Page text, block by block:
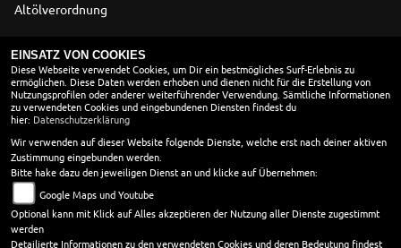
Altölverordnung
ÖFFNUNGSZEITEN
SOMMERÖFFNUNGSZEITEN
Montag:
09:00 - 12:00 und 13:30 - 18:00
Dienstag:
09:00 - 12:00 und 13:30 - 18:00
Mittwoch:
13:30 - 18:00
Donnerstag:
09:00 - 12:00 und 13:30 - 18:00
Freitag:
09:00 - 12:00 und 13:30 - 18:00
Samstag:
09:00 - 13:30
Sonntag:
geschlossen
EINSATZ VON COOKIES
Diese Webseite verwendet Cookies, um Dir ein bestmögliches Surf-Erlebnis zu
ermöglichen. Diese Daten werden erhoben und dienen nicht für die Erstellung von
Nutzungsprofilen oder anderer weiterführender Verwendung. Sämtliche Informationen
zu verwendeten Cookies und eingebundenen Diensten findest du
hier: Datenschutzerklärung
Wir verwenden auf dieser Website folgende Dienste, welche erst nach deiner aktiven
Zustimmung eingebunden werden.
Bitte hake dazu den jeweiligen Dienst an und klicke auf Übernehmen:
Google Maps und Youtube
Optional kann mit Klick auf Alles akzeptieren der Nutzung aller Dienste zugestimmt
werden
Detailierte Informationen zu den verwendeten Cookies und deren Bedeutung findest